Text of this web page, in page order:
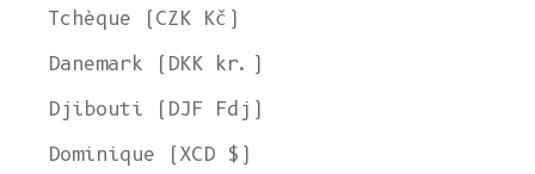
Tchèque (CZK Kč)
Danemark (DKK kr.)
Djibouti (DJF Fdj)
Dominique (XCD $)